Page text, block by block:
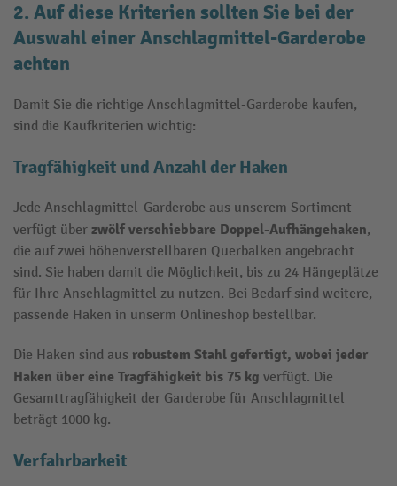
2. Auf diese Kriterien sollten Sie bei der
Auswahl einer Anschlagmittel-Garderobe
achten
Damit Sie die richtige Anschlagmittel-Garderobe kaufen,
sind die Kaufkriterien wichtig:
Tragfähigkeit und Anzahl der Haken
Jede Anschlagmittel-Garderobe aus unserem Sortiment
verfügt über zwölf verschiebbare Doppel-Aufhängehaken,
die auf zwei höhenverstellbaren Querbalken angebracht
sind. Sie haben damit die Möglichkeit, bis zu 24 Hängeplätze
für Ihre Anschlagmittel zu nutzen. Bei Bedarf sind weitere,
passende Haken in unserm Onlineshop bestellbar.
Die Haken sind aus robustem Stahl gefertigt, wobei jeder
Haken über eine Tragfähigkeit bis 75 kg verfügt. Die
Gesamttragfähigkeit der Garderobe für Anschlagmittel
beträgt 1000 kg.
Verfahrbarkeit